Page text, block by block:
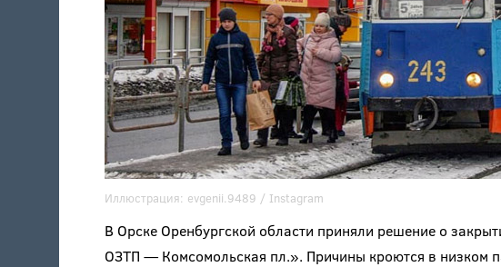
Иллюстрация: evgenii.9489 / Instagram
В Орске Оренбургской области приняли решение о
ОЗТП — Комсомольская пл.». Причины кроются в низком